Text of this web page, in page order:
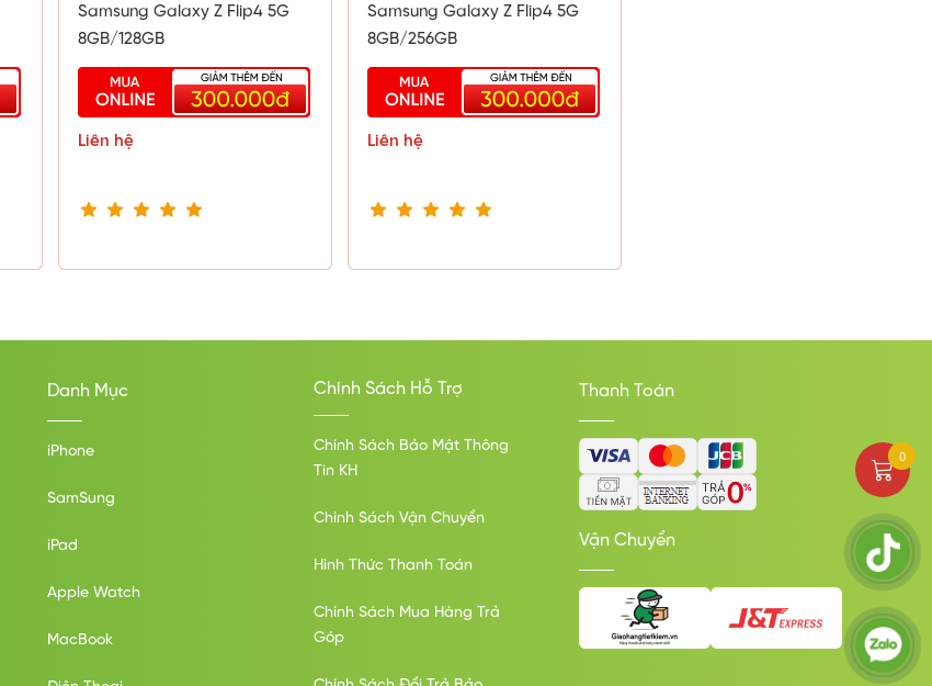
Samsung Galaxy Z Flip4 5G
8GB/128GB
Liên hệ
Samsung Galaxy Z Flip4 5G
8GB/256GB
Liên hệ
Danh Mục
iPhone
SamSung
iPad
Apple Watch
MacBook
Chính Sách Hỗ Trợ
Chính Sách Bảo Mật Thông
Tin KH
Chính Sách Vận Chuyển
Hình Thức Thanh Toán
Chính Sách Mua Hàng Trả
Góp
Thanh Toán
Vận Chuyển
0